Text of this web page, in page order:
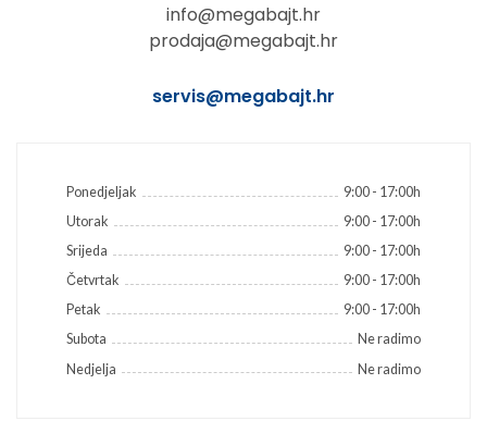
info@megabajt.hr
prodaja@megabajt.hr
servis@megabajt.hr
Ponedjeljak
9:00 - 17:00h
Utorak
9:00 - 17:00h
Srijeda
9:00 - 17:00h
Četvrtak
9:00 - 17:00h
Petak
9:00 - 17:00h
Subota
Ne radimo
Nedjelja
Ne radimo